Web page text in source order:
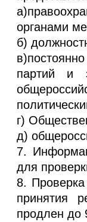
органами
б)
партий и
г)
д)
7.
для
8.
принятия
продлен до